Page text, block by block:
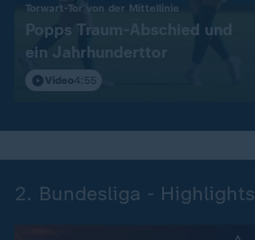
Torwart-Tor von der Mittellinie
Popps Traum-Abschied und
ein Jahrhunderttor
Video4:55
2. Bundesliga - Highlights